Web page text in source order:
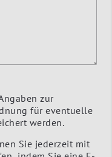
zur
für eventuelle
werden.
Sie jederzeit mit